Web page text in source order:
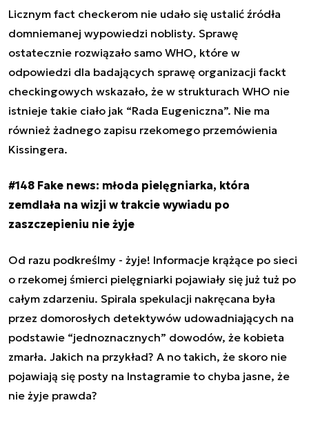
Licznym fact checkerom nie udało się ustalić źródła
domniemanej wypowiedzi noblisty. Sprawę
ostatecznie rozwiązało samo WHO, które w
odpowiedzi dla badających sprawę organizacji fackt
checkingowych wskazało, że w strukturach WHO nie
istnieje takie ciało jak “Rada Eugeniczna”. Nie ma
również żadnego zapisu rzekomego przemówienia
Kissingera.
#148 Fake news: młoda pielęgniarka, która
zemdlała na wizji w trakcie wywiadu po
zaszczepieniu nie żyje
Od razu podkreślmy - żyje! Informacje krążące po sieci
o rzekomej śmierci pielęgniarki pojawiały się już tuż po
całym zdarzeniu. Spirala spekulacji nakręcana była
przez domorosłych detektywów udowadniających na
podstawie “jednoznacznych” dowodów, że kobieta
zmarła. Jakich na przykład? A no takich, że skoro nie
pojawiają się posty na Instagramie to chyba jasne, że
nie żyje prawda?